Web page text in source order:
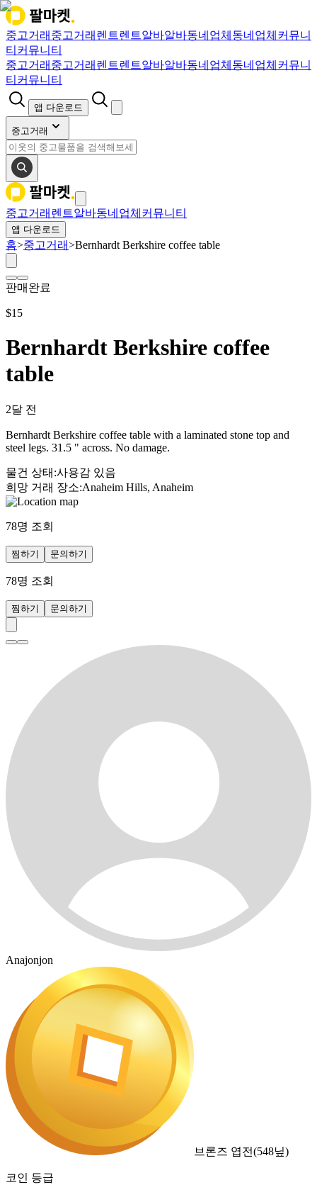
중고거래 중고거래 렌트렌트알바알바동네업체 동네업체 커뮤니
티 커뮤니티
중고거래 중고거래 렌트렌트알바알바동네업체 동네업체 커뮤니
티 커뮤니티
앱 다운로드
중고거래
중고거래 렌트알바동네업체 커뮤니티
앱 다운로드
홈>중고거래>Bernhardt Berkshire coffee table
판매완료
$15
Bernhardt Berkshire coffee
table
2달 전
Bernhardt Berkshire coffee table with a laminated stone top and
steel legs. 31.5 " across. No damage.
물건 상태 :사용감 있음
희망 거래 장소:Anaheim Hills, Anaheim
78명 조회
찜하기 문의하기
78명 조회
찜하기 문의하기
Anajonjon
브론즈 엽전(548닢)
코인 등급